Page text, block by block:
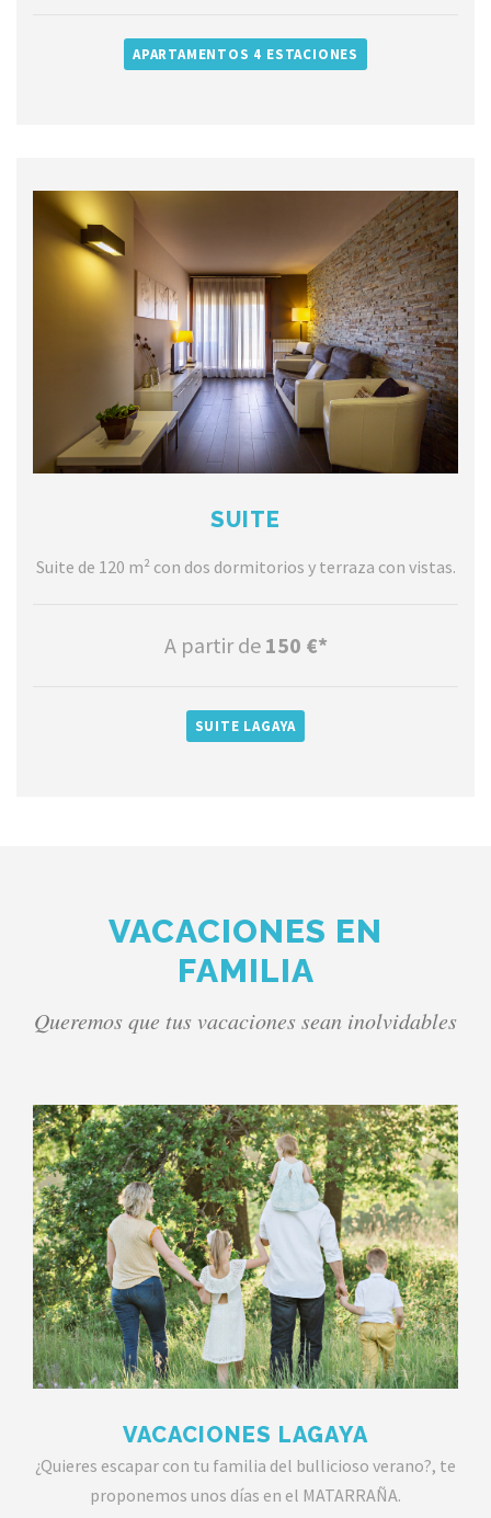
APARTAMENTOS 4 ESTACIONES
SUITE
Suite de 120 m² con dos dormitorios y terraza con vistas.
A partir de 150 €*
SUITE LAGAYA
VACACIONES EN
FAMILIA
Queremos que tus vacaciones sean inolvidables
VACACIONES LAGAYA
¿Quieres escapar con tu familia del bullicioso verano?, te
proponemos unos días en el MATARRAÑA.